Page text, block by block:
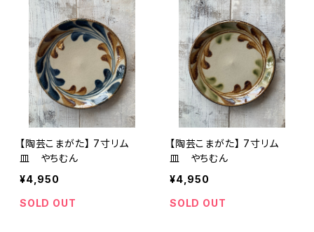
【陶芸こまがた】 7寸リム
皿 やちむん
¥4,950
SOLD OUT
【陶芸こまがた】 7寸リム
皿 やちむん
¥4,950
SOLD OUT